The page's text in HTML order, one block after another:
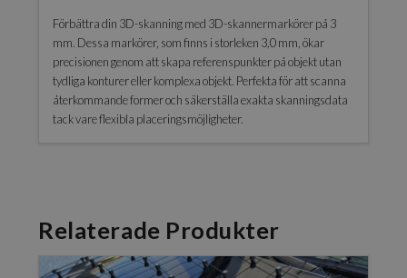
Förbättra din 3D-skanning med 3D-skannermarkörer på 3
mm. Dessa markörer, som finns i storleken 3,0 mm, ökar
precisionen genom att skapa referenspunkter på objekt utan
tydliga konturer eller komplexa objekt. Perfekta för att scanna
återkommande former och säkerställa exakta skanningsdata
tack vare flexibla placeringsmöjligheter.
Relaterade Produkter